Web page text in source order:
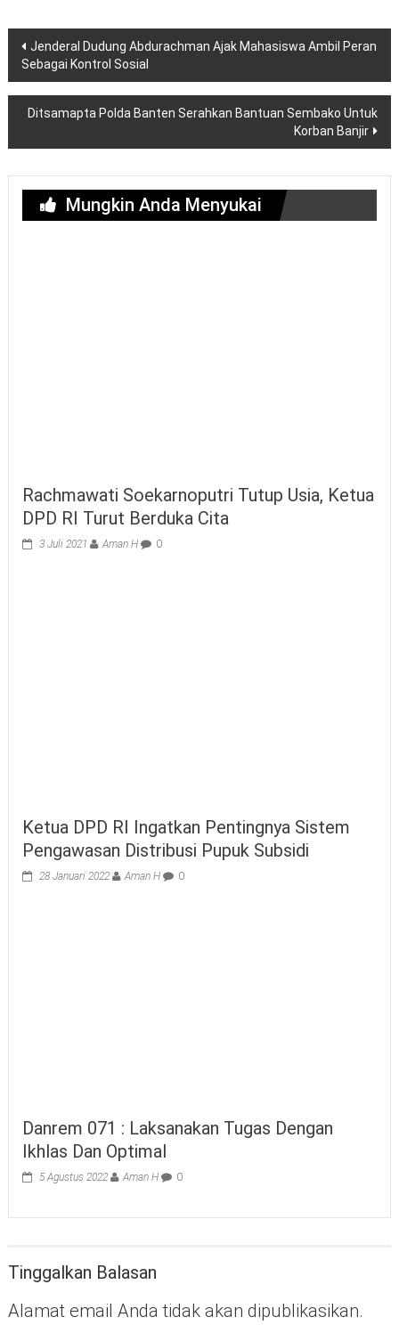
Navigasi
pos
Jenderal Dudung Abdurachman Ajak Mahasiswa Ambil Peran
Sebagai Kontrol Sosial
Ditsamapta Polda Banten Serahkan Bantuan Sembako Untuk
Korban Banjir
Mungkin Anda Menyukai
Rachmawati Soekarnoputri Tutup Usia, Ketua
DPD RI Turut Berduka Cita
3 Juli 2021 Aman H 0
Ketua DPD RI Ingatkan Pentingnya Sistem
Pengawasan Distribusi Pupuk Subsidi
28 Januari 2022 Aman H 0
Danrem 071 : Laksanakan Tugas Dengan
Ikhlas Dan Optimal
5 Agustus 2022 Aman H 0
Tinggalkan Balasan
Alamat email Anda tidak akan dipublikasikan.